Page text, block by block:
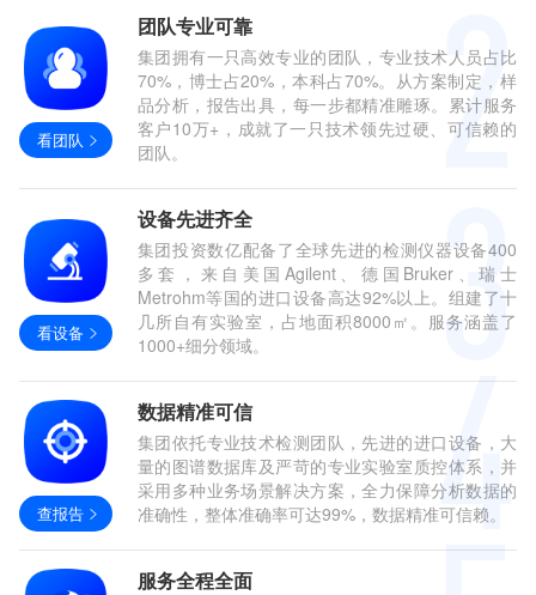
看团队
团队专业可靠
集团拥有一只高效专业的团队，专业技术人员占比
70%，博士占20%，本科占70%。从方案制定，样
品分析，报告出具，每一步都精准雕琢。累计服务
客户10万+，成就了一只技术领先过硬、可信赖的
团队。
看设备
设备先进齐全
集团投资数亿配备了全球先进的检测仪器设备400
多套，来自美国Agilent、德国Bruker、瑞士
Metrohm等国的进口设备高达92%以上。组建了十
几所自有实验室，占地面积8000㎡。服务涵盖了
1000+细分领域。
查报告
数据精准可信
集团依托专业技术检测团队，先进的进口设备，大
量的图谱数据库及严苛的专业实验室质控体系，并
采用多种业务场景解决方案，全力保障分析数据的
准确性，整体准确率可达99%，数据精准可信赖。
服务全程全面